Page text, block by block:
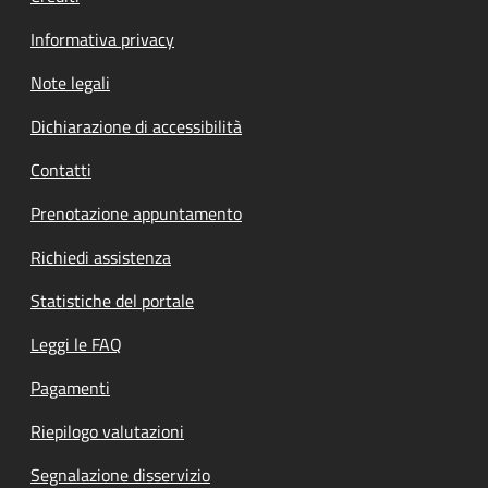
Informativa privacy
Note legali
Dichiarazione di accessibilità
Contatti
Prenotazione appuntamento
Richiedi assistenza
Statistiche del portale
Leggi le FAQ
Pagamenti
Riepilogo valutazioni
Segnalazione disservizio